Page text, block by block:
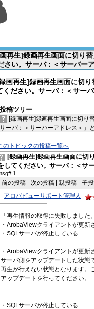
再生]録画再生画面に切り
さい。サーバ：＜サーバー
画再生]録画再生画面に切
ください。サーバ：＜サー
投稿ツリー
[録画再生]録画再生画面に切り
サーバ：＜サーバーアドレス＞」
のトピックの投稿一覧へ
[録画再生]録画再生画面に切
してください。サーバ：＜サ
1
前の投稿 - 次の投稿 | 親投稿 - 子
アロバビューサポート管理人
「再生情報の取得に失敗しまし
・ArobaViewクライアントが更新
・SQLサーバが停止している
・ArobaViewクライアントが更新
サーバ側をアップデートした状態
再生が行えない状態となります。
アップデートを行ってください。
・SQLサーバが停止している